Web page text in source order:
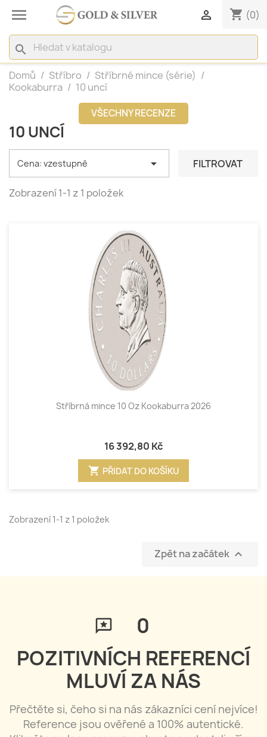
 shopping_cart (0)

search
Domů Stříbro
Stříbrné mince (série)
Kookaburra
10 uncí
VŠECHNY RECENZE
10 UNCÍ
Cena: vzestupně  FILTROVAT
Zobrazení 1-1 z 1 položek
Stříbrná mince 10 Oz Kookaburra 2026
16 392,80 Kč
shopping_cart PŘIDAT DO KOŠÍKU
Zobrazení 1-1 z 1 položek
Zpět na začátek 
0
POZITIVNÍCH REFERENCÍ
MLUVÍ ZA NÁS
Přečtěte si, čeho si na nás zákazníci cení nejvíce!
Reference jsou ověřené a 100% autentické.